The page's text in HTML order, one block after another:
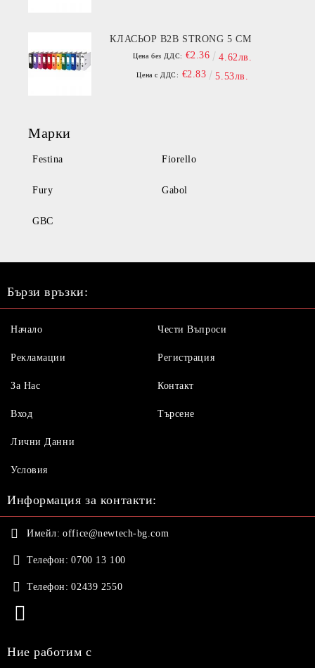
КЛАСЬОР B2B STRONG 5 СМ
Цена без ДДС: €2.36 4.62лв.
Цена с ДДС: €2.83 5.53лв.
Марки
Festina Fiorello
Fury Gabol
GBC
Бързи връзки:
Начало
Рекламации
За Нас
Вход
Чести Въпроси
Регистрация
Контакт
Търсене
Лични Данни
Условия
Информация за контакти:
Имейл: office@newtech-bg.com
Телефон: 0700 13 100
Телефон: 02439 2550
Ние работим с